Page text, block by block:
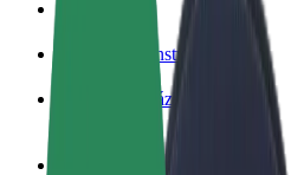
Jak získat členství
Nejčastější otázky